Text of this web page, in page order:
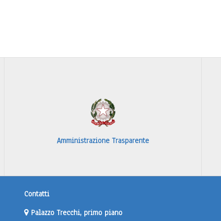
Amministrazione Trasparente
Contatti
Palazzo Trecchi, primo piano